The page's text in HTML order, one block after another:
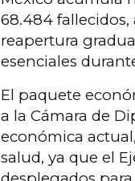
68.484
reapertura
esenciales
El paquete
a la Cámara de
económica
salud, ya que el